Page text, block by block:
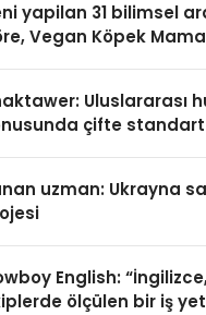
yapilan 31 bilimsel
Vegan Köpek
Uluslararası
çifte
uzman: Ukrayna
English:
ölçülen bir iş